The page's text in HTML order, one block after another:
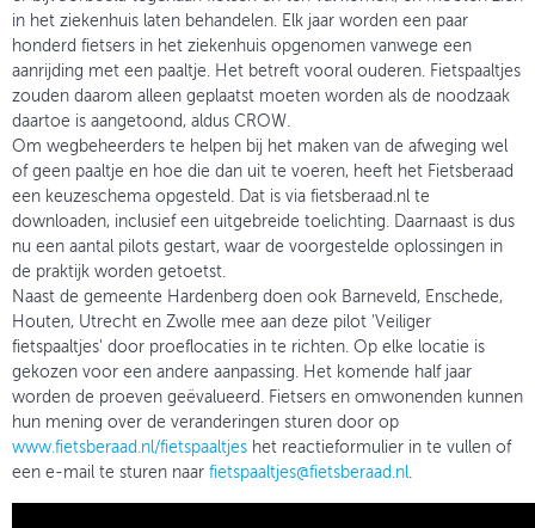
in het ziekenhuis laten behandelen. Elk jaar worden een paar
honderd fietsers in het ziekenhuis opgenomen vanwege een
aanrijding met een paaltje. Het betreft vooral ouderen. Fietspaaltjes
zouden daarom alleen geplaatst moeten worden als de noodzaak
daartoe is aangetoond, aldus CROW.
Om wegbeheerders te helpen bij het maken van de afweging wel
of geen paaltje en hoe die dan uit te voeren, heeft het Fietsberaad
een keuzeschema opgesteld. Dat is via fietsberaad.nl te
downloaden, inclusief een uitgebreide toelichting. Daarnaast is dus
nu een aantal pilots gestart, waar de voorgestelde oplossingen in
de praktijk worden getoetst.
Naast de gemeente Hardenberg doen ook Barneveld, Enschede,
Houten, Utrecht en Zwolle mee aan deze pilot 'Veiliger
fietspaaltjes' door proeflocaties in te richten. Op elke locatie is
gekozen voor een andere aanpassing. Het komende half jaar
worden de proeven geëvalueerd. Fietsers en omwonenden kunnen
hun mening over de veranderingen sturen door op
www.fietsberaad.nl/fietspaaltjes het reactieformulier in te vullen of
een e-mail te sturen naar fietspaaltjes@fietsberaad.nl.